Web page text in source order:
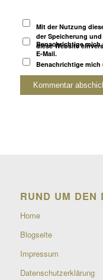
Mit der Nutzung
der Speicherung
diese Website
Benachrichtige mich
E-Mail.
Benachrichtige mich
RUND UM DEN
Home
Blogseite
Impressum
Datenschutzerklärung